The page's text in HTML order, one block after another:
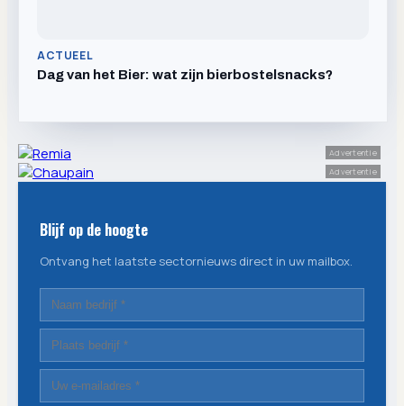
ACTUEEL
Dag van het Bier: wat zijn bierbostelsnacks?
Advertentie
Advertentie
Blijf op de hoogte
Ontvang het laatste sectornieuws direct in uw mailbox.